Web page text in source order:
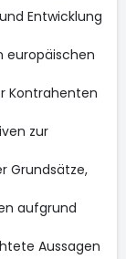
Entwicklung
europäischen
Kontrahenten
zur
Grundsätze,
aufgrund
Aussagen